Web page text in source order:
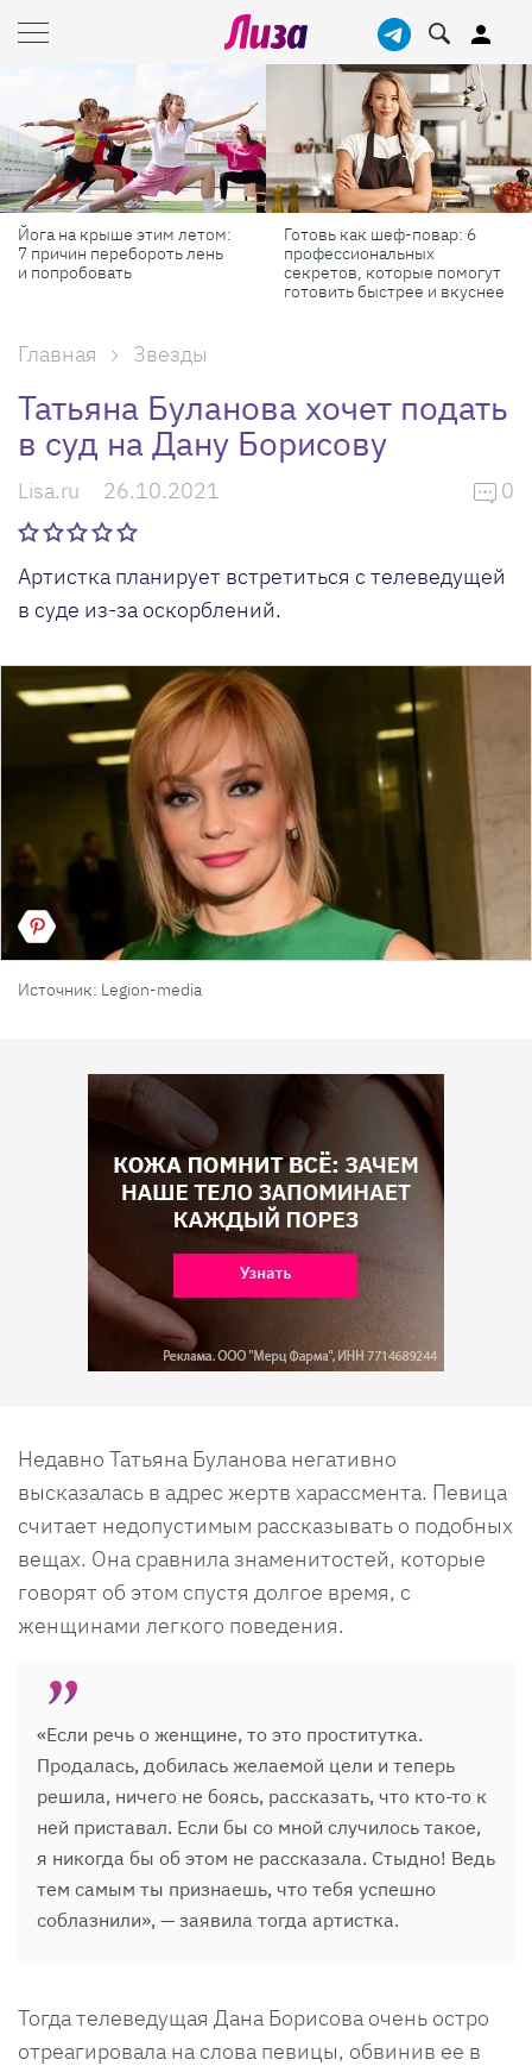
Йога на крыше этим летом:
7 причин перебороть лень
и попробовать
Готовь как шеф-повар: 6
профессиональных
секретов, которые помогут
готовить быстрее и вкуснее
Главная Звезды
Татьяна Буланова хочет подать
в суд на Дану Борисову
Lisa.ru 26.10.2021 0
Артистка планирует встретиться с телеведущей
в суде из-за оскорблений.
Источник: Legion-media
Недавно Татьяна Буланова негативно
высказалась в адрес жертв харассмента. Певица
считает недопустимым рассказывать о подобных
вещах. Она сравнила знаменитостей, которые
говорят об этом спустя долгое время, с
женщинами легкого поведения.
«Если речь о женщине, то это проститутка.
Продалась, добилась желаемой цели и теперь
решила, ничего не боясь, рассказать, что кто-то к
ней приставал. Если бы со мной случилось такое,
я никогда бы об этом не рассказала. Стыдно! Ведь
тем самым ты признаешь, что тебя успешно
соблазнили», — заявила тогда артистка.
Тогда телеведущая Дана Борисова очень остро
отреагировала на слова певицы, обвинив ее в